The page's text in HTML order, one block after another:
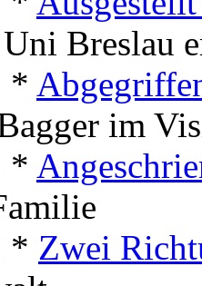
Breslau
*
im
*
* Zwei